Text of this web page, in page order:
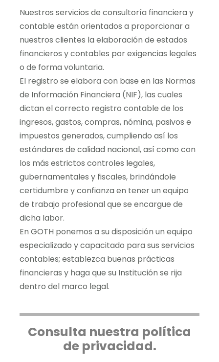
Nuestros servicios de consultoría financiera y
contable están orientados a proporcionar a
nuestros clientes la elaboración de estados
financieros y contables por exigencias legales
o de forma voluntaria.
El registro se elabora con base en las Normas
de Información Financiera (NIF), las cuales
dictan el correcto registro contable de los
ingresos, gastos, compras, nómina, pasivos e
impuestos generados, cumpliendo así los
estándares de calidad nacional, así como con
los más estrictos controles legales,
gubernamentales y fiscales, brindándole
certidumbre y confianza en tener un equipo
de trabajo profesional que se encargue de
dicha labor.
En GOTH ponemos a su disposición un equipo
especializado y capacitado para sus servicios
contables; establezca buenas prácticas
financieras y haga que su Institución se rija
dentro del marco legal.
Consulta nuestra política
de privacidad.